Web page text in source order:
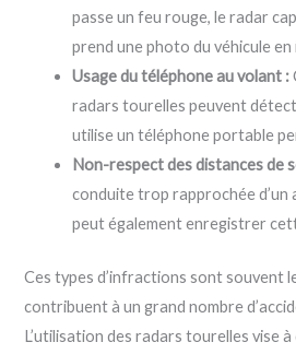
passe un feu rouge, le radar
prend une photo du véhicule
Usage du téléphone au volant :
radars tourelles peuvent
utilise un téléphone portable
Non-respect des distances de
conduite trop rapprochée d’un
peut également enregistrer
Ces types d’infractions sont souvent
contribuent à un grand nombre
L’utilisation des radars tourelles vise à